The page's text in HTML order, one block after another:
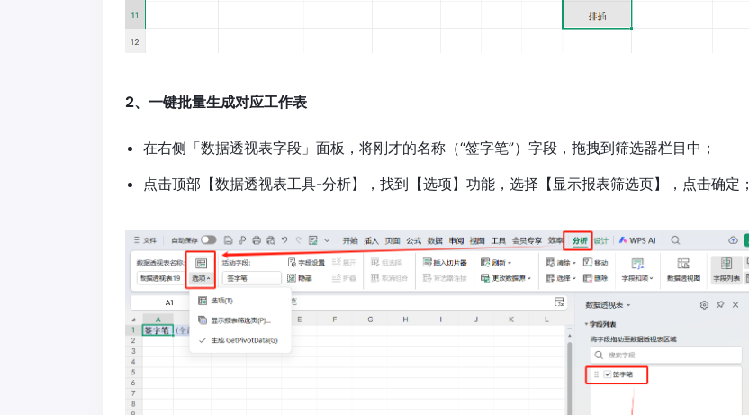
2、一键批量生成对应工作表
在右侧「数据透视表字段」面板，将刚才的名称（“签字笔”）字段，拖拽到筛选器栏目中；
点击顶部【数据透视表工具-分析】，找到【选项】功能，选择【显示报表筛选页】，点击确定；